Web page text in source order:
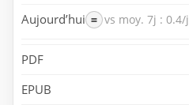
Aujourd’hui = vs moy. 7j : 0.4/j
PDF
EPUB